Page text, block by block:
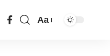
Aa